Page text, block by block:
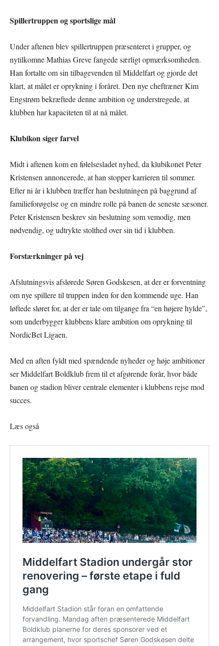
Spillertruppen og sportslige mål
Under aftenen blev spillertruppen præsenteret i grupper, og
nytilkomne Mathias Greve fangede særligt opmærksomheden.
Han fortalte om sin tilbagevenden til Middelfart og gjorde det
klart, at målet er oprykning i foråret. Den nye cheftræner Kim
Engstrøm bekræftede denne ambition og understregede, at
klubben har kapaciteten til at nå målet.
Klubikon siger farvel
Midt i aftenen kom en følelsesladet nyhed, da klubikonet Peter
Kristensen annoncerede, at han stopper karrieren til sommer.
Efter ni år i klubben træffer han beslutningen på baggrund af
familieforøgelse og en mindre rolle på banen de seneste sæsoner.
Peter Kristensen beskrev sin beslutning som vemodig, men
nødvendig, og udtrykte stolthed over sin tid i klubben.
Forstærkninger på vej
Afslutningsvis afslørede Søren Godskesen, at der er forventning
om nye spillere til truppen inden for den kommende uge. Han
løftede sløret for, at der er tale om tilgange fra “en højere hylde”,
som underbygger klubbens klare ambition om oprykning til
NordicBet Ligaen.
Med en aften fyldt med spændende nyheder og høje ambitioner
ser Middelfart Boldklub frem til et afgørende forår, hvor både
banen og stadion bliver centrale elementer i klubbens rejse mod
succes.
Læs også